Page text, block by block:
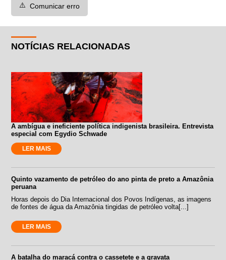
⚠️ Comunicar erro
NOTÍCIAS RELACIONADAS
A ambígua e ineficiente política indigenista brasileira. Entrevista
especial com Egydio Schwade
LER MAIS
Quinto vazamento de petróleo do ano pinta de preto a Amazônia
peruana
Horas depois do Dia Internacional dos Povos Indígenas, as imagens
de fontes de água da Amazônia tingidas de petróleo volta[...]
LER MAIS
A batalha do maracá contra o cassetete e a gravata